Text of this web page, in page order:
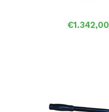
€1.342,00